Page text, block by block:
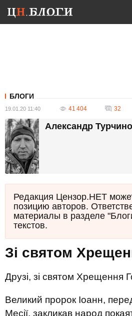
БЛОГИ
19.01.20 11:40 41 404 32
Александр
Редакция Цензор.НЕТ
позицию авторов.
материалы в разделе
текстов.
Зі святом
Друзі, зі святом Хрещення
Великий пророк Іоанн,
Месії, закликав народ